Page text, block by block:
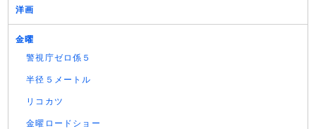
洋画
金曜
警視庁ゼロ係５
半径５メートル
リコカツ
金曜ロードショー